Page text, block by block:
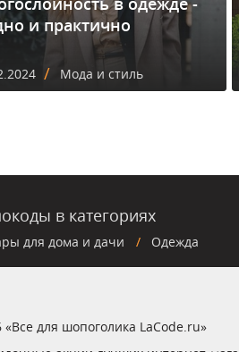
и практично
/ Мода и стиль
в категориях
для дома и дачи Одежда
для шопоголика LaCode.ru»